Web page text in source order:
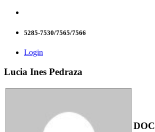
5285-7530/7565/7566
Login
Lucia Ines Pedraza
DOC